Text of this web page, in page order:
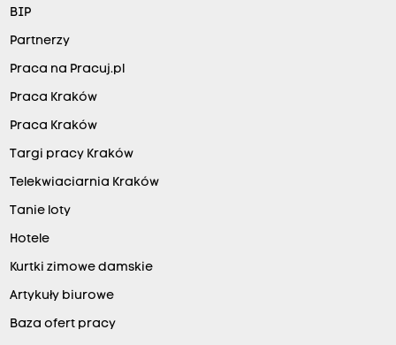
BIP
Partnerzy
Praca na Pracuj.pl
Praca Kraków
Praca Kraków
Targi pracy Kraków
Telekwiaciarnia Kraków
Tanie loty
Hotele
Kurtki zimowe damskie
Artykuły biurowe
Baza ofert pracy